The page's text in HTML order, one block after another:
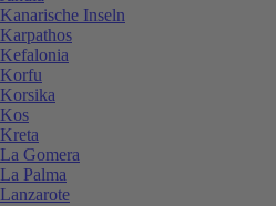
Kanarische Inseln
Karpathos
Kefalonia
Korfu
Korsika
Kos
Kreta
La Gomera
La Palma
Lanzarote